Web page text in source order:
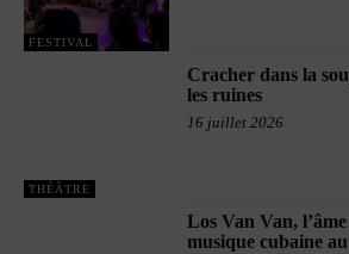
FESTIVAL
THÉÂTRE
Cracher dans la
les ruines
16 juillet 2026
Los Van Van,
musique cubaine